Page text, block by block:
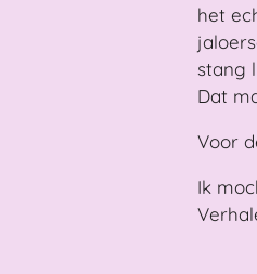
het
stang
Dat
Voor
Ik